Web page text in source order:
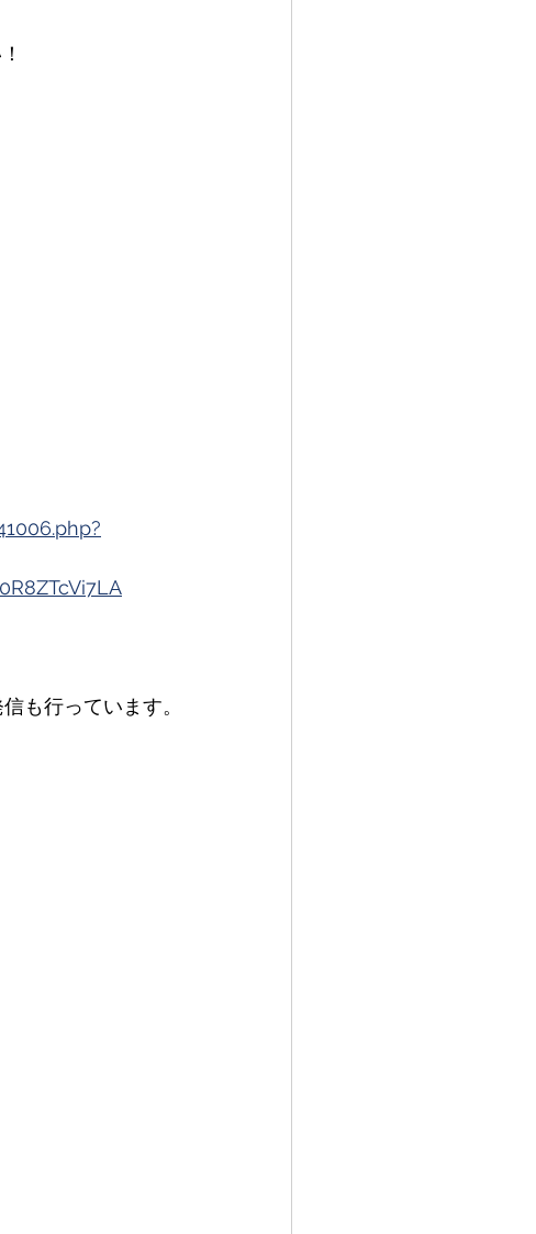
も行っています。